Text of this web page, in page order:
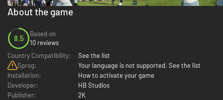
About the game
8.5
Based on
10 reviews
Country Compatibility:
See the list
Sprog:
Your language is not supported. See the list
Installation:
How to activate your game
Developer:
HB Studios
Publisher:
2K